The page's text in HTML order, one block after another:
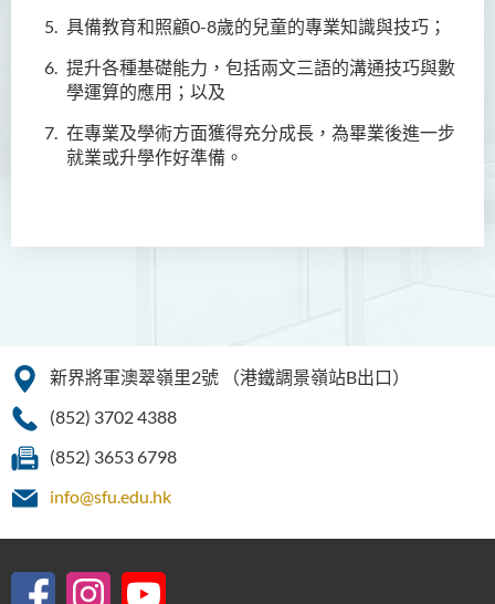
具備教育和照顧0-8歲的兒童的專業知識與技巧；
提升各種基礎能力，包括兩文三語的溝通技巧與數
學運算的應用；以及
在專業及學術方面獲得充分成長，為畢業後進一步
就業或升學作好準備。
實習
升學及就業前景
入學要求
新界將軍澳翠嶺里2號
（港鐵調景嶺站B出口）
(852) 3702 4388
(852) 3653 6798
info@sfu.edu.hk